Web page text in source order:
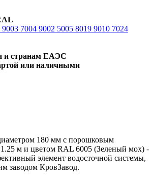
9003 7004 9002 5005 8019 9010 7024
и странам ЕАЭС
или наличными
180 мм с порошковым
м и цветом RAL 6005 (Зеленый мох) -
элемент водосточной системы,
заводом КровЗавод.